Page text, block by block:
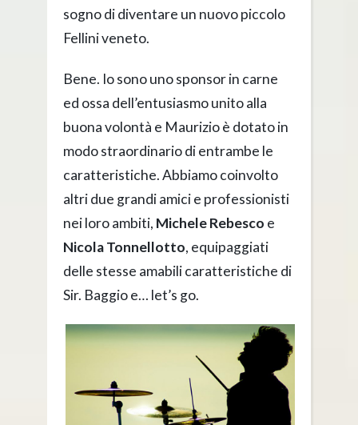
sogno di diventare un nuovo piccolo
Fellini veneto.
Bene. Io sono uno sponsor in carne
ed ossa dell’entusiasmo unito alla
buona volontà e Maurizio è dotato in
modo straordinario di entrambe le
caratteristiche. Abbiamo coinvolto
altri due grandi amici e professionisti
nei loro ambiti, Michele Rebesco e
Nicola Tonnellotto, equipaggiati
delle stesse amabili caratteristiche di
Sir. Baggio e… let’s go.